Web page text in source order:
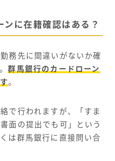
に在籍確認はある？
務先に間違いがないか確
群馬銀行のカードローン
。
で行われますが、「すま
面の提出でも可」という
は群馬銀行に直接問い合